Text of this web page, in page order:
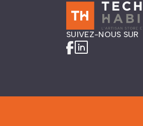
SUIVEZ-NOUS SUR